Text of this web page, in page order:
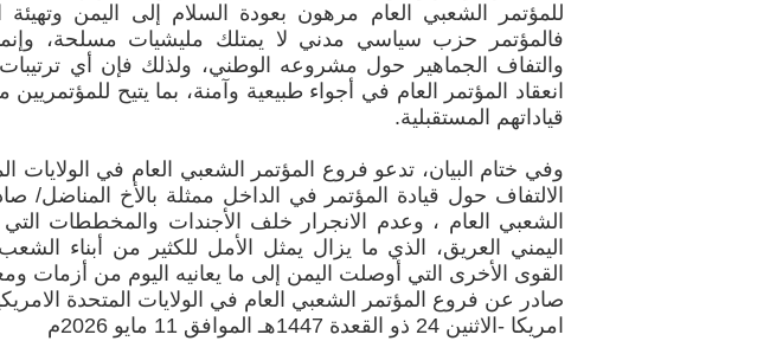
للمؤتمر الشعبي العام مرهون بعودة السلام إلى اليمن
فالمؤتمر حزب سياسي مدني لا يمتلك مليشيات مسلحة،
والتفاف الجماهير حول مشروعه الوطني، ولذلك فإن أي
انعقاد المؤتمر العام في أجواء طبيعية وآمنة، بما يتيح
قياداتهم المستقبلية.
وفي ختام البيان، تدعو فروع المؤتمر الشعبي العام في الولايات
الالتفاف حول قيادة المؤتمر في الداخل ممثلة بالأخ
الشعبي العام ، وعدم الانجرار خلف الأجندات والمخططات
اليمني العريق، الذي ما يزال يمثل الأمل للكثير من أبناء
القوى الأخرى التي أوصلت اليمن إلى ما يعانيه اليوم من أزمات
صادر عن فروع المؤتمر الشعبي العام في الولايات المتحدة
امريكا -الاثنين 24 ذو القعدة 1447هـ الموافق 11 مايو 2026م